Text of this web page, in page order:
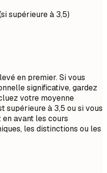
supérieure à 3,5)
en premier. Si vous
significative, gardez
votre moyenne
supérieure à 3,5 ou si vous
en avant les cours
les distinctions ou les